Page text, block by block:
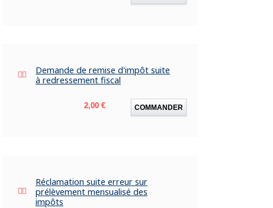
Demande de remise d'impôt suite
à redressement fiscal
Prix
2,00 € COMMANDER
Réclamation suite erreur sur
prélèvement mensualisé des
impôts